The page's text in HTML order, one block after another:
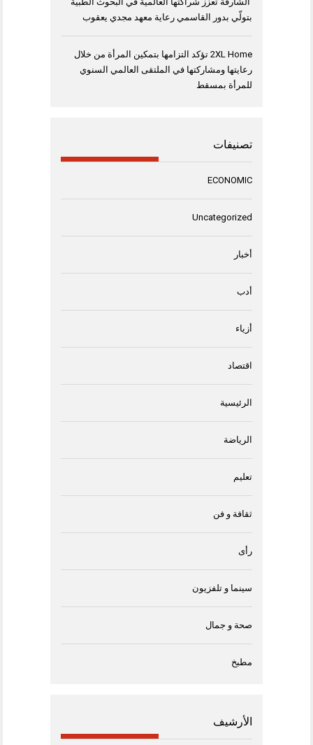
بتولّي بدور القاسمي رعاية معهد مجدي يعقوب
2XL Home تؤكد التزامها بتمكين المرأة من خلال
رعايتها ومشاركتها في الملتقى العالمي السنوي
للمرأة بمسقط
تصنيفات
ECONOMIC
Uncategorized
أخبار
أدب
أزياء
اقتصاد
الرئيسية
الرياضة
تعليم
ثقافة و فن
رأى
سينما و تلفزيون
صحة و جمال
مطبخ
الأرشيف